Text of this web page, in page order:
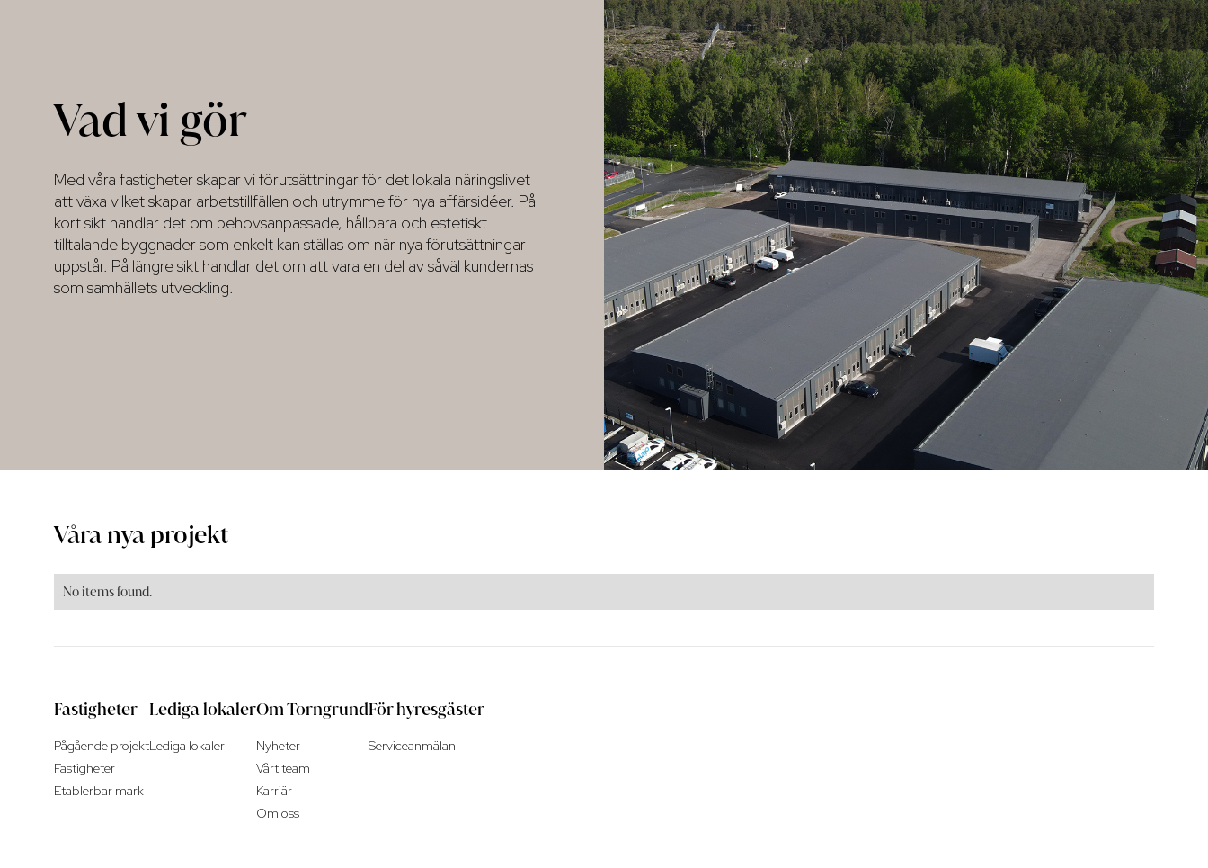
Vad vi gör
Med våra fastigheter skapar vi förutsättningar för det lokala näringslivet
att växa vilket skapar arbetstillfällen och utrymme för nya affärsidéer. På
kort sikt handlar det om behovsanpassade, hållbara och estetiskt
tilltalande byggnader som enkelt kan ställas om när nya förutsättningar
uppstår. På längre sikt handlar det om att vara en del av såväl kundernas
som samhällets utveckling.
Våra nya projekt
No items found.
Fastigheter
Pågående projekt
Fastigheter
Etablerbar mark
Lediga lokaler
Lediga lokaler
Om Torngrund
Nyheter
Vårt team
Karriär
Om oss
För hyresgäster
Serviceanmälan